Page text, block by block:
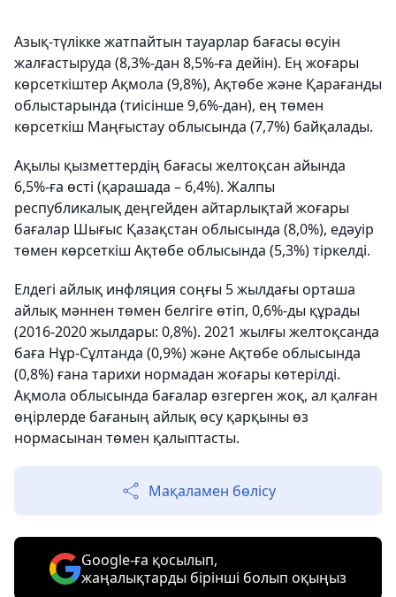
Азық-түлікке жатпайтын тауарлар бағасы өсуін
жалғастыруда (8,3%-дан 8,5%-ға дейін). Ең жоғары
көрсеткіштер Ақмола (9,8%), Ақтөбе және Қарағанды
облыстарында (тиісінше 9,6%-дан), ең төмен
көрсеткіш Маңғыстау облысында (7,7%) байқалады.
Ақылы қызметтердің бағасы желтоқсан айында
6,5%-ға өсті (қарашада – 6,4%). Жалпы
республикалық деңгейден айтарлықтай жоғары
бағалар Шығыс Қазақстан облысында (8,0%), едәуір
төмен көрсеткіш Ақтөбе облысында (5,3%) тіркелді.
Елдегі айлық инфляция соңғы 5 жылдағы орташа
айлық мәннен төмен белгіге өтіп, 0,6%-ды құрады
(2016-2020 жылдары: 0,8%). 2021 жылғы желтоқсанда
баға Нұр-Сұлтанда (0,9%) және Ақтөбе облысында
(0,8%) ғана тарихи нормадан жоғары көтерілді.
Ақмола облысында бағалар өзгерген жоқ, ал қалған
өңірлерде бағаның айлық өсу қарқыны өз
нормасынан төмен қалыптасты.
Мақаламен бөлісу
Google-ға қосылып,
жаңалықтарды бірінші болып оқыңыз